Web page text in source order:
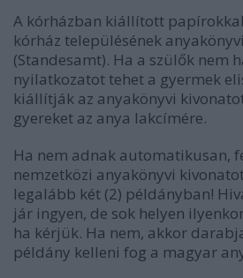
A kórházban kiállított
kórház településének
(Standesamt). Ha a szülők nem
nyilatkozatot tehet a gyermek
kiállítják az anyakönyvi
gyereket az anya lakcímére.
Ha nem adnak automatikusan,
nemzetközi anyakönyvi
legalább két (2) példányban!
jár ingyen, de sok helyen
ha kérjük. Ha nem, akkor
példány kelleni fog a magyar